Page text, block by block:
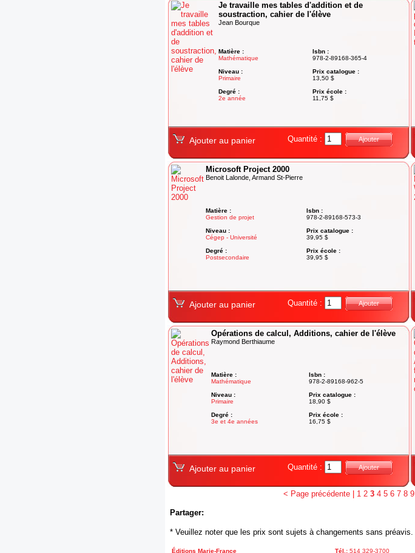
Je travaille mes tables d'addition et de
soustraction, cahier de l'élève
Jean Bourque
Matière :
Mathématique
Niveau :
Primaire
Degré :
2e année
Isbn :
978-2-89168-365-4
Prix catalogue :
13,50 $
Prix école :
11,75 $
Ajouter au panier Quantité : Ajouter
Microsoft Project 2000
Benoit Lalonde, Armand St-Pierre
Matière :
Gestion de projet
Niveau :
Cégep - Université
Degré :
Postsecondaire
Isbn :
978-2-89168-573-3
Prix catalogue :
39,95 $
Prix école :
39,95 $
Ajouter au panier Quantité : Ajouter
Opérations de calcul, Additions, cahier de l'élève
Raymond Berthiaume
Matière :
Mathématique
Niveau :
Primaire
Degré :
3e et 4e années
Isbn :
978-2-89168-962-5
Prix catalogue :
18,90 $
Prix école :
16,75 $
Ajouter au panier Quantité : Ajouter
< Page précédente| 1 2 3 4 5 6 7 8 9
Partager:
* Veuillez noter que les prix sont sujets à changements sans préavis.
Éditions Marie-France Tél.: 514 329-3700